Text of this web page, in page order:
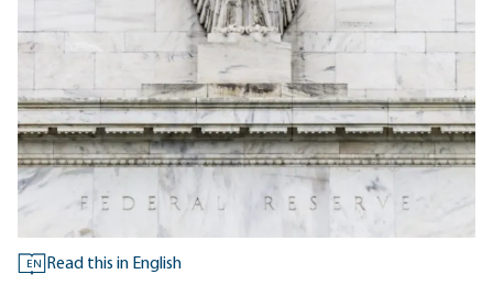
EN Read this in English